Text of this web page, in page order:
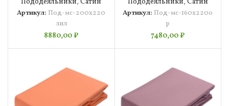
Артикул: Под-мс-200х220
лил
8880,00₽
Артикул: Под-мс-160х220о
р
7480,00₽